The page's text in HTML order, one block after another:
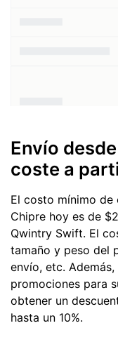
Envío
coste a
El costo mínimo de
Chipre hoy es de
Qwintry Swift. El
tamaño y peso del
envío, etc.
promociones para
obtener un
hasta un 10%.